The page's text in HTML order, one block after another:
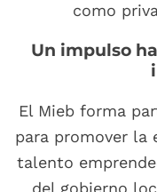
como
Un impulso
El Mieb forma
para promover la
talento
del gobierno